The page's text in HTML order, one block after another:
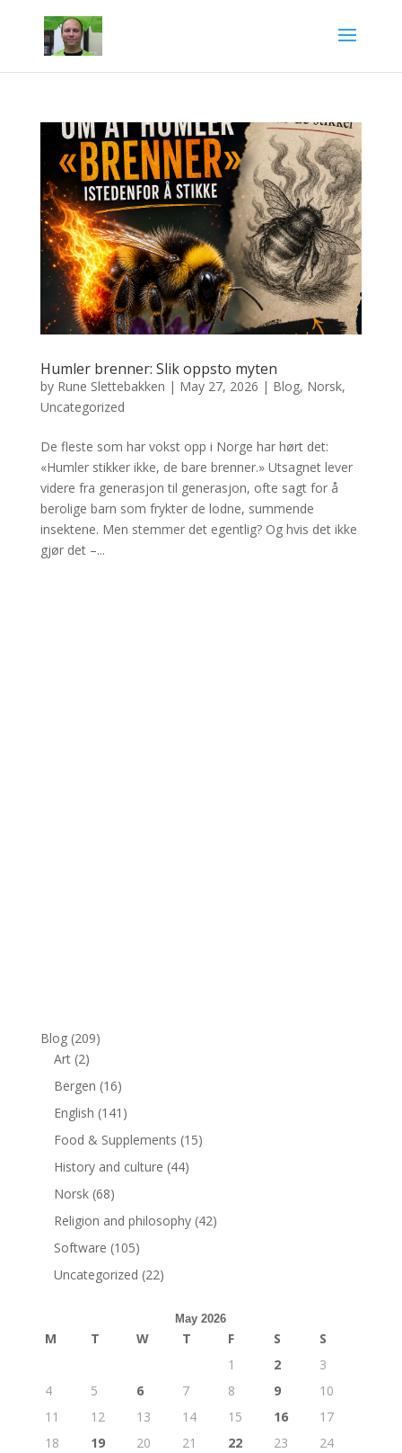
Humler brenner: Slik oppsto myten
by Rune Slettebakken | May 27, 2026 | Blog, Norsk,
Uncategorized
De fleste som har vokst opp i Norge har hørt det:
«Humler stikker ikke, de bare brenner.» Utsagnet lever
videre fra generasjon til generasjon, ofte sagt for å
berolige barn som frykter de lodne, summende
insektene. Men stemmer det egentlig? Og hvis det ikke
gjør det –...
Blog(209)
Art(2)
Bergen (16)
English (141)
Food & Supplements (15)
History and culture (44)
Norsk(68)
Religion and philosophy(42)
Software (105)
Uncategorized (22)
May 2026
M T W T F S
S
1
2
3
4
5 6 7 8 9
10
11
12 13 14 15 16
17
18
19 20 21 22 23
24